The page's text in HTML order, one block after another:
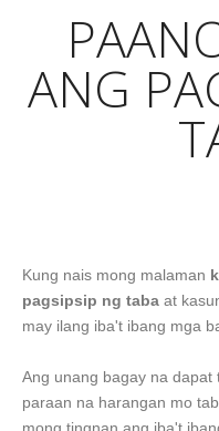
ANG
Kung nais mong malaman
pagsipsip ng taba at
may ilang iba't ibang mga
Ang unang bagay na dapat
paraan na harangan mo